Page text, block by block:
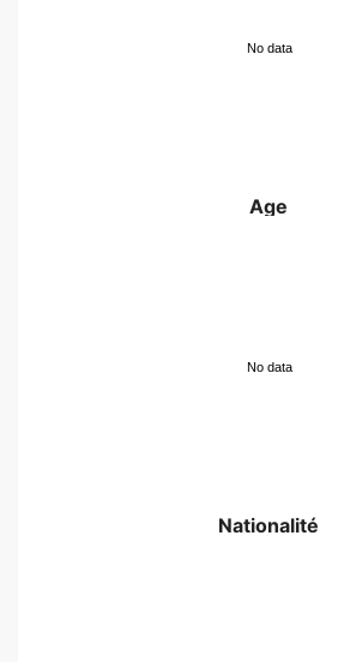
No data
Age
No data
Nationalité